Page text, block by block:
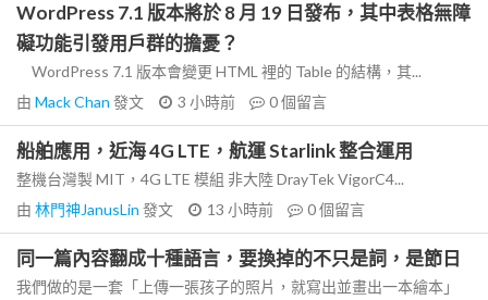
WordPress 7.1 版本將於 8 月 19 日發布，其中表格無障
礙功能引發用戶群的擔憂？
WordPress 7.1 版本會變更 HTML 裡的 Table 的結構，其...
由 Mack Chan 發文 3 小時前 0個留言
船舶應用，近海 4G LTE，航運 Starlink 整合運用
整機台灣製 MIT，4G LTE 模組 非大陸 DrayTek VigorC4...
由 林門神JanusLin 發文 13 小時前 0個留言
同一篇內容翻成十種語言，要換掉的不只是詞，是節日
我們做的是一套「上傳一張孩子的照片，就寫出並畫出一本繪本」